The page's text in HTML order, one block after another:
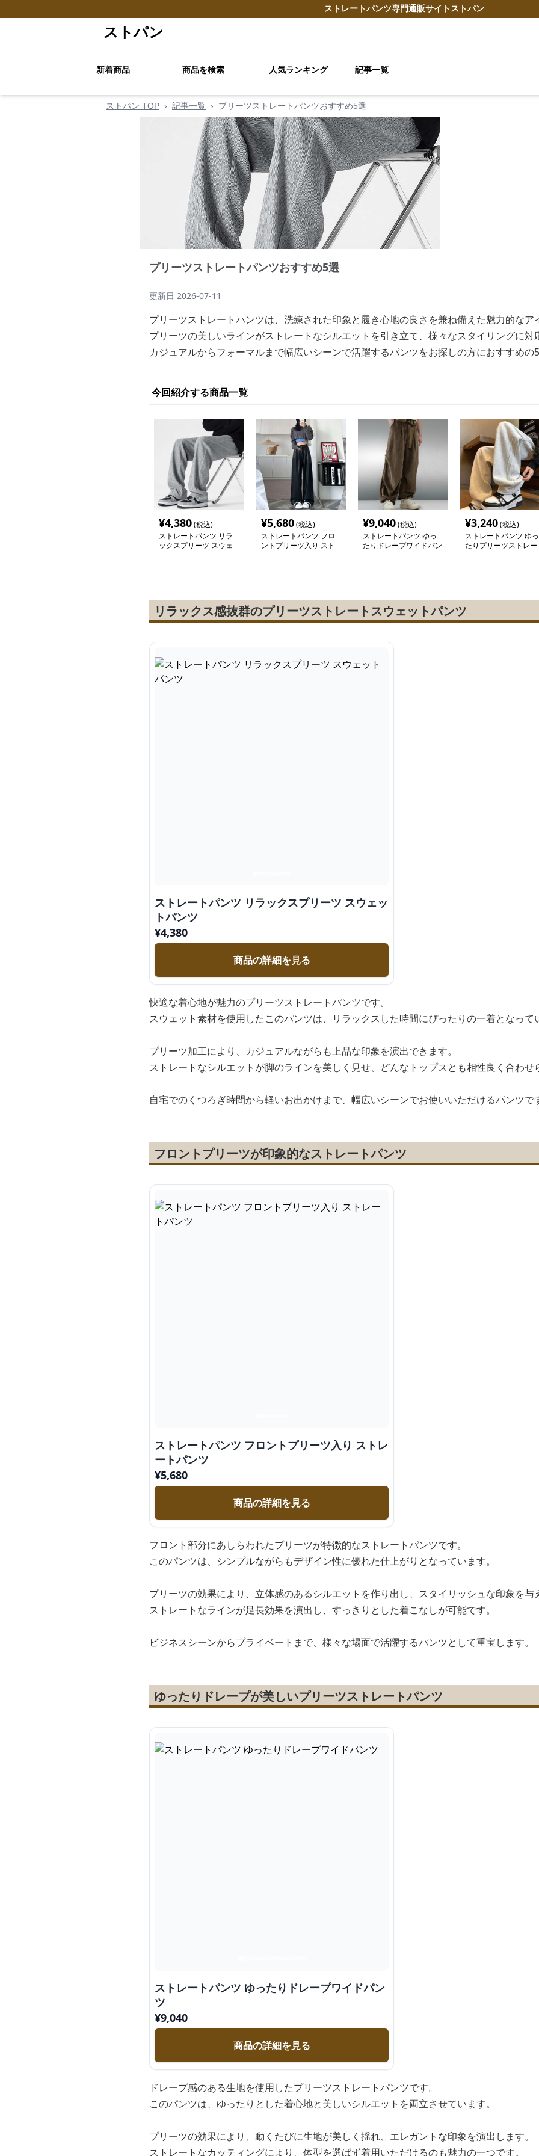
ストレートパンツ専門通販サイト ストパン
ストパン
新着商品 商品を検索 人気ランキング 記事一覧
ストパン TOP › 記事一覧 › プリーツストレートパンツおすすめ5選
プリーツストレートパンツおすすめ5選
更新日 2026-07-11
プリーツストレートパンツは、洗練された印象と履き心地の良さを兼ね備えた魅力的なア
プリーツの美しいラインがストレートなシルエットを引き立て、様々なスタイリングに対
カジュアルからフォーマルまで幅広いシーンで活躍するパンツをお探しの方におすすめの
今回紹介する商品一覧
¥4,380(税込)
ストレートパンツ リラ
ックスプリーツ スウェ
¥5,680(税込)
ストレートパンツ フロ
ントプリーツ入り スト
¥9,040(税込)
ストレートパンツ ゆっ
たりドレープワイドパン
¥3,240(税込)
ストレートパンツ ゆっ
たりプリーツストレー
リラックス感抜群のプリーツストレートスウェットパンツ
ストレートパンツ リラックスプリーツ スウェッ
トパンツ
¥4,380
商品の詳細を見る
快適な着心地が魅力のプリーツストレートパンツです。
スウェット素材を使用したこのパンツは、リラックスした時間にぴったりの一着となって
プリーツ加工により、カジュアルながらも上品な印象を演出できます。
ストレートなシルエットが脚のラインを美しく見せ、どんなトップスとも相性良く合わせ
自宅でのくつろぎ時間から軽いお出かけまで、幅広いシーンでお使いいただけるパンツで
フロントプリーツが印象的なストレートパンツ
ストレートパンツ フロントプリーツ入り ストレ
ートパンツ
¥5,680
商品の詳細を見る
フロント部分にあしらわれたプリーツが特徴的なストレートパンツです。
このパンツは、シンプルながらもデザイン性に優れた仕上がりとなっています。
プリーツの効果により、立体感のあるシルエットを作り出し、スタイリッシュな印象を与
ストレートなラインが足長効果を演出し、すっきりとした着こなしが可能です。
ビジネスシーンからプライベートまで、様々な場面で活躍するパンツとして重宝します。
ゆったりドレープが美しいプリーツストレートパンツ
ストレートパンツ ゆったりドレープワイドパン
ツ
¥9,040
商品の詳細を見る
ドレープ感のある生地を使用したプリーツストレートパンツです。
このパンツは、ゆったりとした着心地と美しいシルエットを両立させています。
プリーツの効果により、動くたびに生地が美しく揺れ、エレガントな印象を演出します。
ストレートなカッティングにより、体型を選ばず着用いただけるのも魅力の一つです。